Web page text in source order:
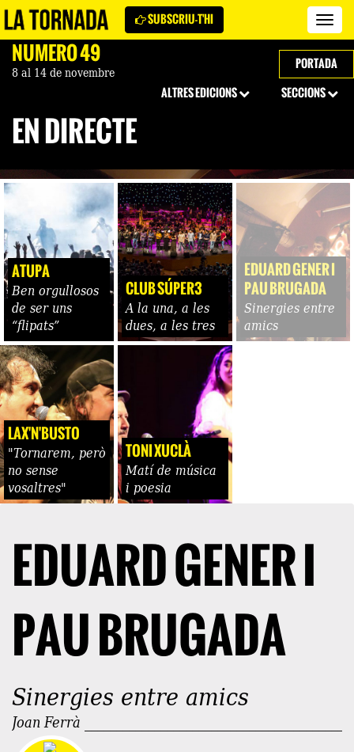
La
SUBSCRIU-T'HI
NÚMERO 49
8 al 14 de novembre
PORTADA
SECCIONS
ALTRES EDICIONS
EN DIRECTE
ATUPA
Ben orgullosos
de ser uns
“flipats”
CLUB SÚPER3
A la una, a les
dues, a les tres
EDUARD GENER I
PAU BRUGADA
Sinergies entre
amics
LAX'N'BUSTO
"Tornarem, però
no sense
vosaltres"
TONI XUCLÀ
Matí de música
i poesia
EDUARD GENER I
PAU BRUGADA
Sinergies entre amics
Joan Ferrà